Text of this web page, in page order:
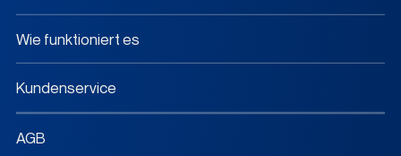
Wie funktioniert es
Kundenservice
AGB